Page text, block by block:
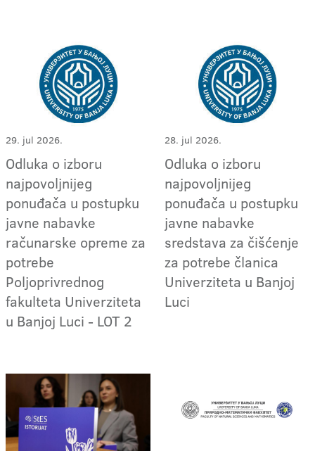
29. jul 2026.
Odluka o izboru
najpovoljnijeg
ponuđača u postupku
javne nabavke
računarske opreme za
potrebe
Poljoprivrednog
fakulteta Univerziteta
u Banjoj Luci - LOT 2
28. jul 2026.
Odluka o izboru
najpovoljnijeg
ponuđača u postupku
javne nabavke
sredstava za čišćenje
za potrebe članica
Univerziteta u Banjoj
Luci